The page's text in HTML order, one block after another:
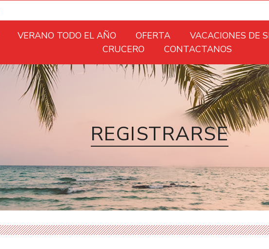
VERANO TODO EL AÑO OFERTA
VACACIONES DE
CRUCERO
CONTACTANOS
REGISTRARSE